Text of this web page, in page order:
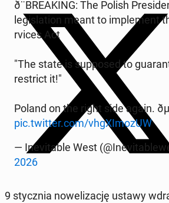
ð¨BRE­AKING: The Polish
le­gi­sla­tion meant to im­ple­ment
rvi­ces Act
"The state is sup­po­sed to
re­strict it!"
Poland on the right side again.
pic.twitter.com/vhgXI­mo­zUW
— In­e­vi­ta­ble West
2026
9 stycz­nia no­we­li­za­cję ustawy